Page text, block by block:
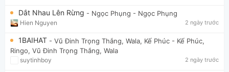
Dắt Nhau Lên Rừng - Ngọc Phụng - Ngọc Phụng
Hien Nguyen 2 ngày trước
1BAIHAT - Vũ Đinh Trọng Thắng, Wala, Kế Phúc - Kế Phúc,
Ringo, Vũ Đinh Trọng Thắng, Wala
suytinhboy 2 ngày trước